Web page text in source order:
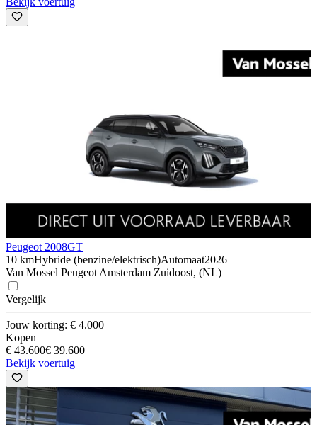
Peugeot 2008GT
10 kmHybride (benzine/elektrisch)Automaat2026
Van Mossel Peugeot Amsterdam Zuidoost, (NL)
Vergelijk
Jouw korting: € 4.000
Kopen
€ 43.600€ 39.600
Bekijk voertuig